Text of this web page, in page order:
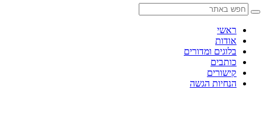
Skip
contentראשי
אודות
בלוגים ומדורים
כותבים
קישורים
הנחיות הגשה